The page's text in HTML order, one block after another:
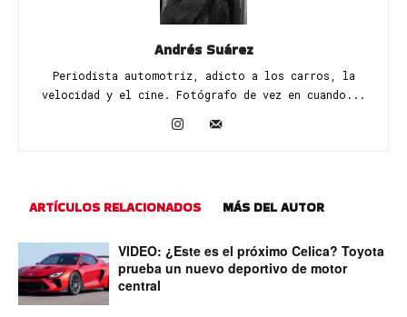
Andrés Suárez
Periodista automotriz, adicto a los carros, la
velocidad y el cine. Fotógrafo de vez en cuando...
ARTÍCULOS RELACIONADOS MÁS DEL AUTOR
VIDEO: ¿Este es el próximo Celica? Toyota
prueba un nuevo deportivo de motor
central